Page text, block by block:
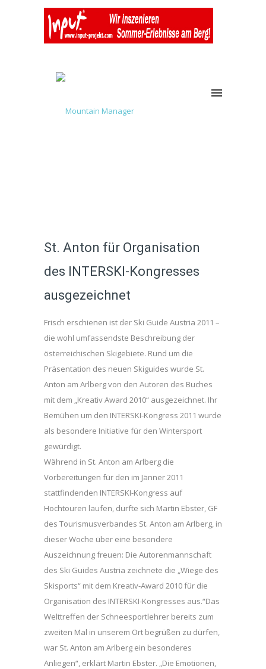
St. Anton für Organisation
des INTERSKI-Kongresses
ausgezeichnet
Frisch erschienen ist der Ski Guide Austria 2011 –
die wohl umfassendste Beschreibung der
österreichischen Skigebiete. Rund um die
Präsentation des neuen Skiguides wurde St.
Anton am Arlberg von den Autoren des Buches
mit dem „Kreativ Award 2010“ ausgezeichnet. Ihr
Bemühen um den INTERSKI-Kongress 2011 wurde
als besondere Initiative für den Wintersport
gewürdigt.
Während in St. Anton am Arlberg die
Vorbereitungen für den im Jänner 2011
stattfindenden INTERSKI-Kongress auf
Hochtouren laufen, durfte sich Martin Ebster, GF
des Tourismusverbandes St. Anton am Arlberg, in
dieser Woche über eine besondere
Auszeichnung freuen: Die Autorenmannschaft
des Ski Guides Austria zeichnete die „Wiege des
Skisports“ mit dem Kreativ-Award 2010 für die
Organisation des INTERSKI-Kongresses aus.“Das
Welttreffen der Schneesportlehrer bereits zum
zweiten Mal in unserem Ort begrüßen zu dürfen,
war St. Anton am Arlberg ein besonderes
Anliegen“, erklärt Martin Ebster. „Die Emotionen,